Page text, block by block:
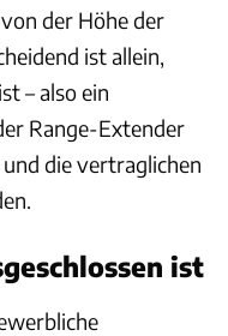
der Höhe der
ist allein,
– also ein
Range-Extender
die vertraglichen
ist